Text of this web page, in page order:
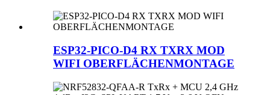
ESP32-PICO-D4 RX TXRX MOD
WIFI OBERFLÄCHENMONTAGE